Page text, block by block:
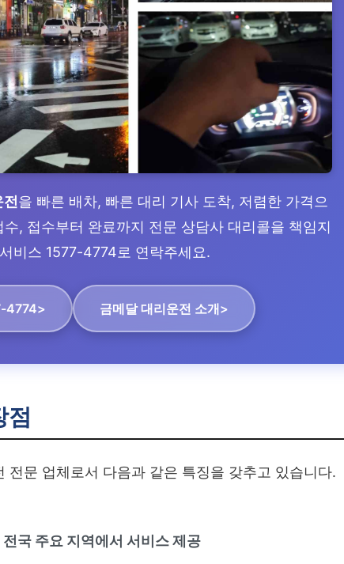
을 빠른 배차, 빠른 대리 기사 도착, 저렴한 가격으
, 접수부터 완료까지 전문 상담사 대리콜을 책임지
비스 1577-4774로 연락주세요.
4774> 금메달 대리운전 소개>
점
문 업체로서 다음과 같은 특징을 갖추고 있습니다.
전국 주요 지역에서 서비스 제공